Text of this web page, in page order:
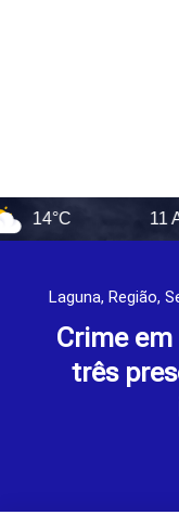
Laguna, Região,
Crime
três